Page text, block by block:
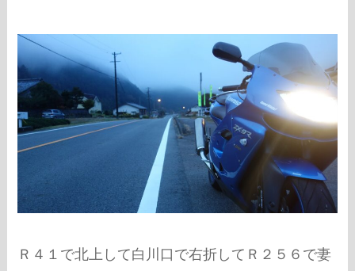
Ｒ４１で北上して白川口で右折してＲ２５６で妻